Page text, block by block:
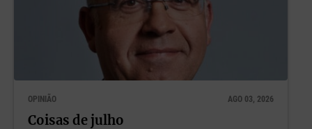
OPINIÃO AGO 03, 2026
Coisas de julho